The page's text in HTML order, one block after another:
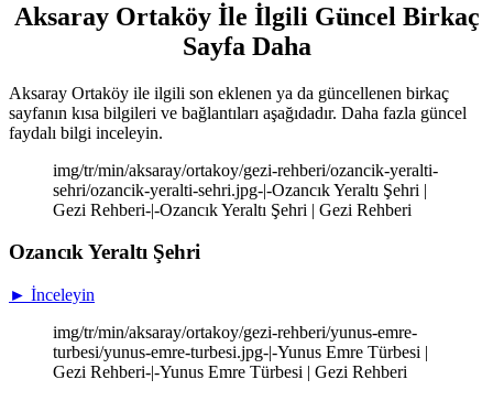
Aksaray Ortaköy İle İlgili Güncel Birkaç
Sayfa Daha
Aksaray Ortaköy ile ilgili son eklenen ya da güncellenen birkaç
sayfanın kısa bilgileri ve bağlantıları aşağıdadır. Daha fazla güncel
faydalı bilgi inceleyin.
img/tr/min/aksaray/ortakoy/gezi-rehberi/ozancik-yeralti-
sehri/ozancik-yeralti-sehri.jpg-|-Ozancık Yeraltı Şehri |
Gezi Rehberi-|-Ozancık Yeraltı Şehri | Gezi Rehberi
Ozancık Yeraltı Şehri
► İnceleyin
img/tr/min/aksaray/ortakoy/gezi-rehberi/yunus-emre-
turbesi/yunus-emre-turbesi.jpg-|-Yunus Emre Türbesi |
Gezi Rehberi-|-Yunus Emre Türbesi | Gezi Rehberi